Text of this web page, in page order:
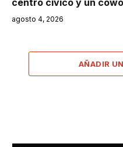
agosto 4, 2026
AÑADIR